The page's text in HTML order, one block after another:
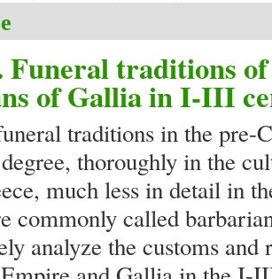
traditions of
of Gallia in I-III
traditions in the pre-
thoroughly in the
much less in detail in
commonly called
analyze the customs